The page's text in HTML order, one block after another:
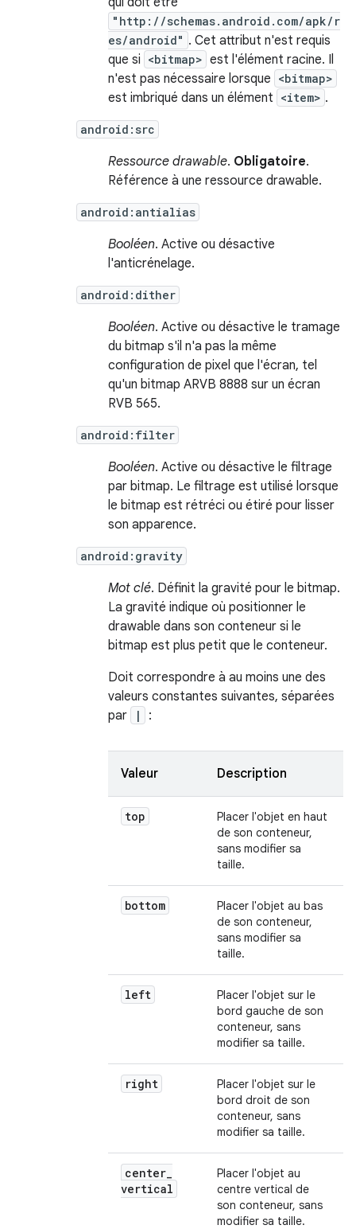
"http://schemas.android.com/apk/r
es/android" . Cet attribut n'est requis
que si <bitmap> est l'élément racine. Il
n'est pas nécessaire lorsque <bitmap>
est imbriqué dans un élément <item> .
android:src
Ressource drawable. Obligatoire.
Référence à une ressource drawable.
android:antialias
Booléen. Active ou désactive
l'anticrénelage.
android:dither
Booléen. Active ou désactive le tramage
du bitmap s'il n'a pas la même
configuration de pixel que l'écran, tel
qu'un bitmap ARVB 8888 sur un écran
RVB 565.
android:filter
Booléen. Active ou désactive le filtrage
par bitmap. Le filtrage est utilisé lorsque
le bitmap est rétréci ou étiré pour lisser
son apparence.
android:gravity
Mot clé. Définit la gravité pour le bitmap.
La gravité indique où positionner le
drawable dans son conteneur si le
bitmap est plus petit que le conteneur.
Doit correspondre à au moins une des
valeurs constantes suivantes, séparées
par
| :
Valeur Description
top
Placer l'objet en haut
de son conteneur,
sans modifier sa
taille.
bottom
Placer l'objet au bas
de son conteneur,
sans modifier sa
taille.
left
Placer l'objet sur le
bord gauche de son
conteneur, sans
modifier sa taille.
right
Placer l'objet sur le
bord droit de son
conteneur, sans
modifier sa taille.
center_
vertical
Placer l'objet au
centre vertical de
son conteneur, sans
modifier sa taille.